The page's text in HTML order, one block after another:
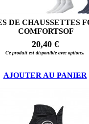
DE CHAUSSETTES
COMFORTSOF
20,40 €
Ce produit est disponible avec options.
AJOUTER AU PANIER